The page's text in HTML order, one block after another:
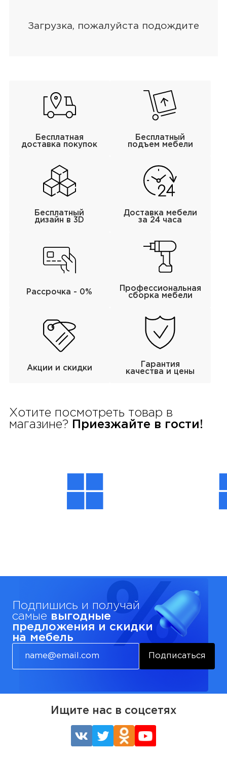
Бесплатная
доставка покупок
Бесплатный
подъем мебели
Бесплатный
дизайн в 3D
Доставка мебели
за 24 часа
Рассрочка - 0%
Профессиональная
сборка мебели
Акции и скидки
Гарантия
качества и цены
Хотите посмотреть товар в
магазине? Приезжайте в гости!
Подпишись и получай
самые выгодные
предложения и скидки
на мебель
Подписаться
Ищите нас в соцсетях